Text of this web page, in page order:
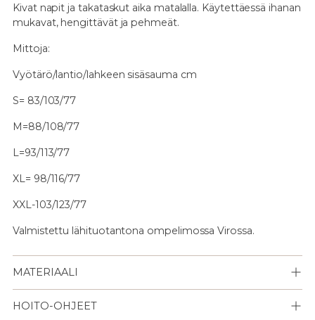
Kivat napit ja takataskut aika matalalla. Käytettäessä ihanan
mukavat, hengittävät ja pehmeät.
Mittoja:
Vyötärö/lantio/lahkeen sisäsauma cm
S= 83/103/77
M=88/108/77
L=93/113/77
XL= 98/116/77
XXL-103/123/77
Valmistettu lähituotantona ompelimossa Virossa.
MATERIAALI
HOITO-OHJEET